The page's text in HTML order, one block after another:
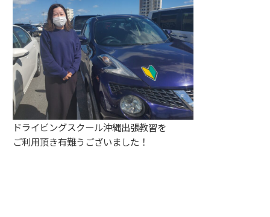
ドライビングスクール沖縄出張教習を
ご利用頂き有難うございました！